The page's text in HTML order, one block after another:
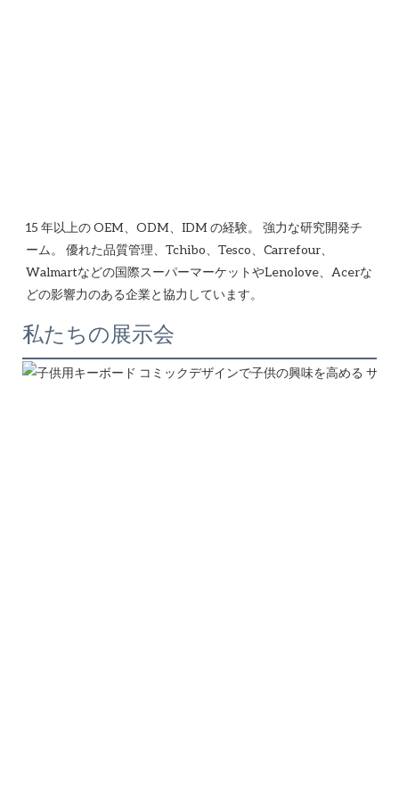
15 年以上の OEM、ODM、IDM の経験。 強力な研究開発チ
ーム。 優れた品質管理、Tchibo、Tesco、Carrefour、
Walmartなどの国際スーパーマーケットやLenolove、Acerな
私たちの展示会